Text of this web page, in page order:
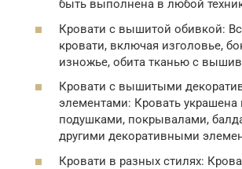
быть выполнена в любой
Кровати с вышитой обивкой:
кровати, включая изголовье,
изножье, обита тканью с
Кровати с вышитыми
элементами: Кровать
подушками, покрывалами,
другими декоративными
Кровати в разных стилях: